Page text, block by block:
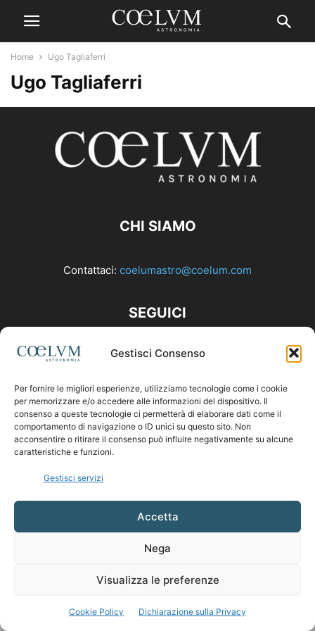
Gestisci Consenso
Per fornire le migliori esperienze, utilizziamo tecnologie come i cookie
per memorizzare e/o accedere alle informazioni del dispositivo. Il
consenso a queste tecnologie ci permetterà di elaborare dati come il
comportamento di navigazione o ID unici su questo sito. Non
acconsentire o ritirare il consenso può influire negativamente su alcune
caratteristiche e funzioni.
Gestisci servizi
Accetta
Nega
Visualizza le preferenze
Cookie Policy Dichiarazione sulla Privacy
Home Ugo Tagliaferri
Ugo Tagliaferri
CHI SIAMO
Contattaci: coelumastro@coelum.com
SEGUICI